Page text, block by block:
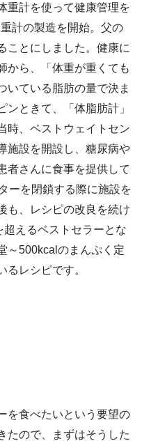
重計を使って健康管理を
計の製造を開始。父の
ことにしました。健康に
から、「体重が重くても
いている脂肪の量で決ま
ンときて、「体脂肪計」
時、ベストウェイトセン
施設を開設し、糖尿病や
者さんに食事を提供して
ーを閉鎖する際に施設を
も、レシピの改良を続け
えるベストセラーとな
～500kcalのまんぷく定
るレシピです。
を食べたいという要望の
たので、まずはそうした